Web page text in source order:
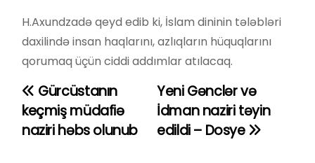
H.Axundzadə qeyd edib ki, İslam dininin tələbləri
daxilində insan haqlarını, azlıqların hüquqlarını
qorumaq üçün ciddi addımlar atılacaq.
Y
a
Yeni Gənclər və
İdman naziri təyin
edildi – Dosye
Gürcüstanın
keçmiş müdafiə
naziri həbs olunub